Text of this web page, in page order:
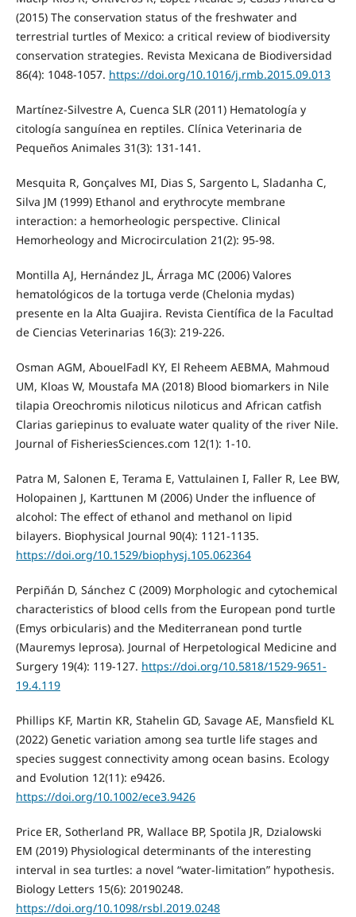
(2015) The conservation status of the freshwater and
terrestrial turtles of Mexico: a critical review of biodiversity
conservation strategies. Revista Mexicana de Biodiversidad
86(4): 1048-1057. https://doi.org/10.1016/j.rmb.2015.09.013
Martínez-Silvestre A, Cuenca SLR (2011) Hematología y
citología sanguínea en reptiles. Clínica Veterinaria de
Pequeños Animales 31(3): 131-141.
Mesquita R, Gonçalves MI, Dias S, Sargento L, Sladanha C,
Silva JM (1999) Ethanol and erythrocyte membrane
interaction: a hemorheologic perspective. Clinical
Hemorheology and Microcirculation 21(2): 95-98.
Montilla AJ, Hernández JL, Árraga MC (2006) Valores
hematológicos de la tortuga verde (Chelonia mydas)
presente en la Alta Guajira. Revista Científica de la Facultad
de Ciencias Veterinarias 16(3): 219-226.
Osman AGM, AbouelFadl KY, El Reheem AEBMA, Mahmoud
UM, Kloas W, Moustafa MA (2018) Blood biomarkers in Nile
tilapia Oreochromis niloticus niloticus and African catfish
Clarias gariepinus to evaluate water quality of the river Nile.
Journal of FisheriesSciences.com 12(1): 1-10.
Patra M, Salonen E, Terama E, Vattulainen I, Faller R, Lee BW,
Holopainen J, Karttunen M (2006) Under the influence of
alcohol: The effect of ethanol and methanol on lipid
bilayers. Biophysical Journal 90(4): 1121-1135.
https://doi.org/10.1529/biophysj.105.062364
Perpiñán D, Sánchez C (2009) Morphologic and cytochemical
characteristics of blood cells from the European pond turtle
(Emys orbicularis) and the Mediterranean pond turtle
(Mauremys leprosa). Journal of Herpetological Medicine and
Surgery 19(4): 119-127. https://doi.org/10.5818/1529-9651-
19.4.119
Phillips KF, Martin KR, Stahelin GD, Savage AE, Mansfield KL
(2022) Genetic variation among sea turtle life stages and
species suggest connectivity among ocean basins. Ecology
and Evolution 12(11): e9426.
https://doi.org/10.1002/ece3.9426
Price ER, Sotherland PR, Wallace BP, Spotila JR, Dzialowski
EM (2019) Physiological determinants of the interesting
interval in sea turtles: a novel “water-limitation” hypothesis.
Biology Letters 15(6): 20190248.
https://doi.org/10.1098/rsbl.2019.0248